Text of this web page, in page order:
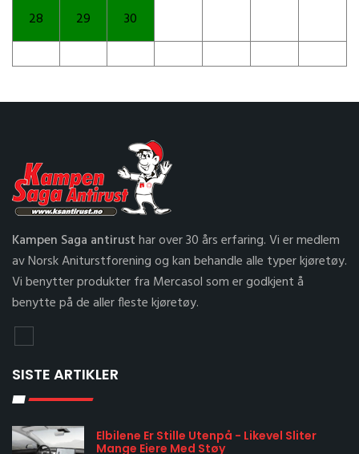
28 29 30
Kampen Saga antirusthar over 30 års erfaring. Vi er medlem
av Norsk Aniturstforening og kan behandle alle typer kjøretøy.
Vi benytter produkter fra Mercasol som er godkjent å
benytte på de aller fleste kjøretøy.
SISTE ARTIKLER
Elbilene Er Stille Utenpå - Likevel Sliter
Mange Eiere Med Støy